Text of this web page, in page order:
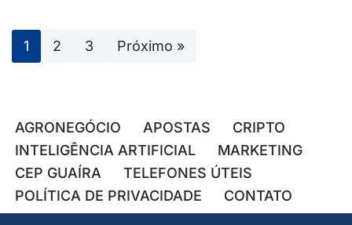
1 2 3 Próximo »
AGRONEGÓCIO APOSTAS
CRIPTO
INTELIGÊNCIA ARTIFICIAL
MARKETING
CEP GUAÍRA
TELEFONES ÚTEIS
POLÍTICA DE PRIVACIDADE
CONTATO